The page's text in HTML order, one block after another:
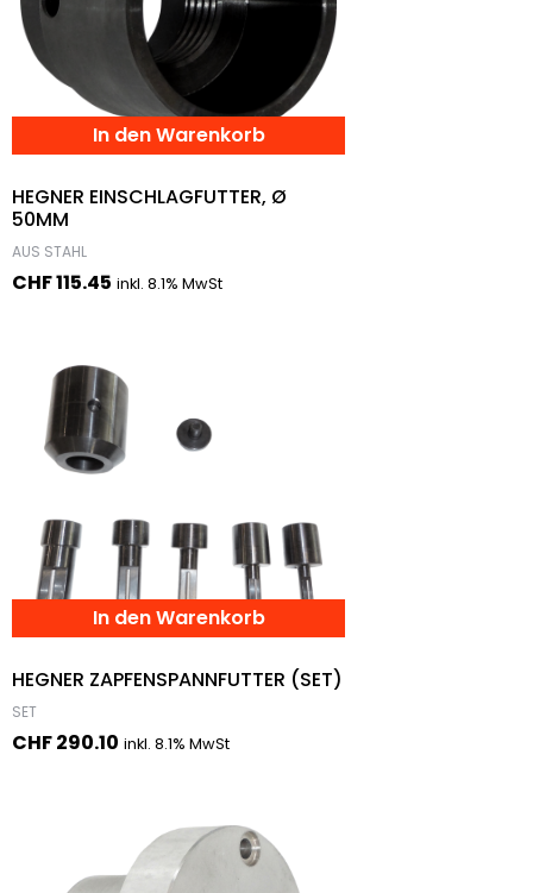
In den Warenkorb
HEGNER EINSCHLAGFUTTER, Ø
50MM
AUS STAHL
CHF115.45 inkl. 8.1% MwSt
In den Warenkorb
HEGNER ZAPFENSPANNFUTTER (SET)
SET
CHF290.10 inkl. 8.1% MwSt